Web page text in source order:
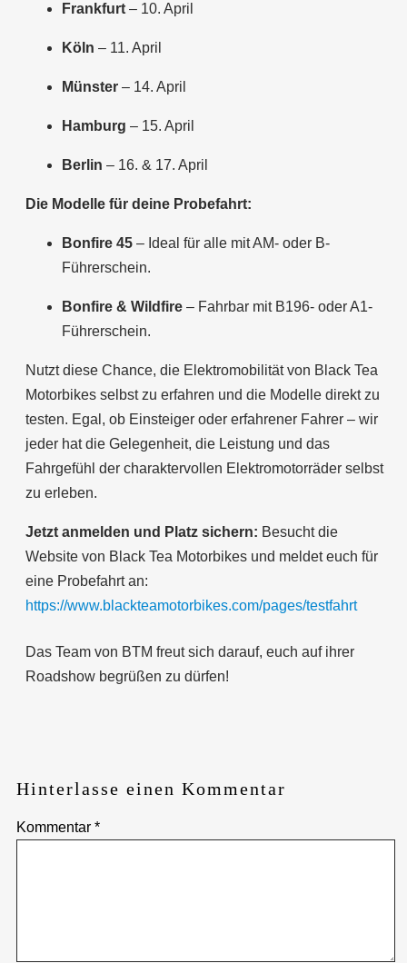
Frankfurt – 10. April
Köln – 11. April
Münster – 14. April
Hamburg – 15. April
Berlin – 16. & 17. April
Die Modelle für deine Probefahrt:
Bonfire 45 – Ideal für alle mit AM- oder B-
Führerschein.
Bonfire & Wildfire – Fahrbar mit B196- oder A1-
Führerschein.
Nutzt diese Chance, die Elektromobilität von Black Tea
Motorbikes selbst zu erfahren und die Modelle direkt zu
testen. Egal, ob Einsteiger oder erfahrener Fahrer – wir
jeder hat die Gelegenheit, die Leistung und das
Fahrgefühl der charaktervollen Elektromotorräder selbst
zu erleben.
Jetzt anmelden und Platz sichern: Besucht die
Website von Black Tea Motorbikes und meldet euch für
eine Probefahrt an:
https://www.blackteamotorbikes.com/pages/testfahrt
Das Team von BTM freut sich darauf, euch auf ihrer
Roadshow begrüßen zu dürfen!
Hinterlasse einen Kommentar
Kommentar *